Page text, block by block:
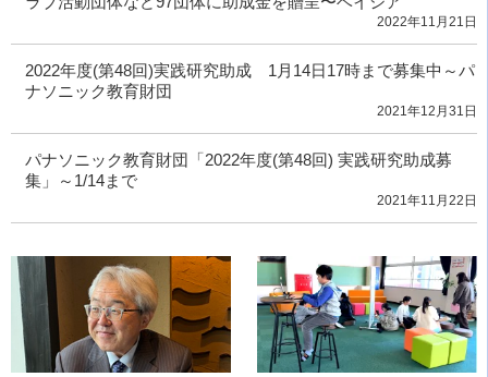
2022年11月21日
2022年度(第48回)実践研究助成 1月14日17時まで募集中～パ
ナソニック教育財団
2021年12月31日
パナソニック教育財団「2022年度(第48回) 実践研究助成募
集」～1/14まで
2021年11月22日